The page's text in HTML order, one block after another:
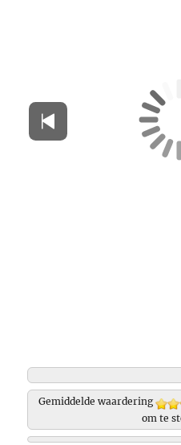
Gemiddelde waardering
om te